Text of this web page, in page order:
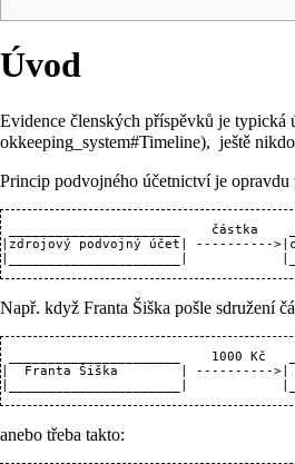
Úvod
Evidence členských příspěvků je typická
, ještě
Princip podvojného účetnictví je
______________________    částka
|zdrojový podvojný účet| ----------
Např. když Franta Šiška pošle sdružení
______________________    1000 Kč
|  Franta Šiška        | ---------->|
anebo třeba takto: